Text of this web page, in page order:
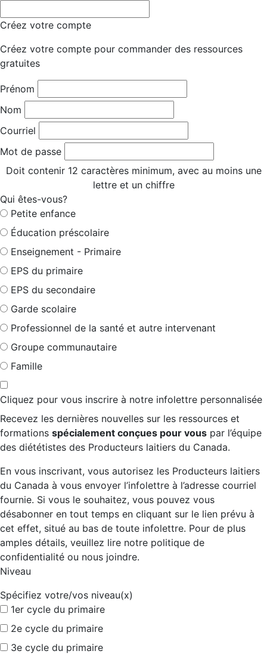
Créez votre compte
Créez votre compte pour commander des ressources
gratuites
Prénom
Nom
Courriel
Mot de passe
Doit contenir 12 caractères minimum, avec au moins une
lettre et un chiffre
Qui êtes-vous?
Petite enfance
Éducation préscolaire
Enseignement - Primaire
EPS du primaire
EPS du secondaire
Garde scolaire
Professionnel de la santé et autre intervenant
Groupe communautaire
Famille
Cliquez pour vous inscrire à notre infolettre personnalisée
Recevez les dernières nouvelles sur les ressources et
formations spécialement conçues pour vous par l’équipe
des diététistes des Producteurs laitiers du Canada.
En vous inscrivant, vous autorisez les Producteurs laitiers
du Canada à vous envoyer l’infolettre à l’adresse courriel
fournie. Si vous le souhaitez, vous pouvez vous
désabonner en tout temps en cliquant sur le lien prévu à
cet effet, situé au bas de toute infolettre. Pour de plus
amples détails, veuillez lire notre politique de
confidentialité ou nous joindre.
Niveau
Spécifiez votre/vos niveau(x)
1er cycle du primaire
2e cycle du primaire
3e cycle du primaire